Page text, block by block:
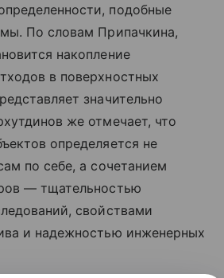
подобные
По словам Припачкина,
накопление
в поверхностных
значительно
же отмечает, что
определяется не
по себе, а сочетанием
— тщательностью
свойствами
и надежностью инженерных